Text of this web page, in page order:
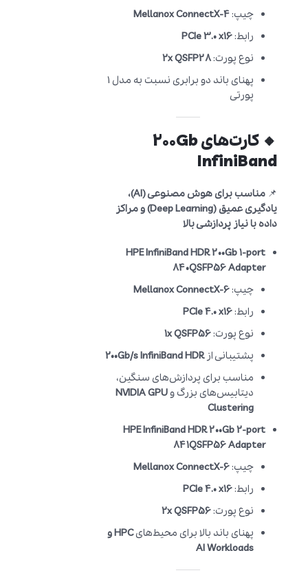
چیپ:Mellanox ConnectX-4
رابط:PCIe 3.0 x16
نوع پورت:2x QSFP28
پهنای باند دو برابری نسبت به مدل 1
پورتی
🔸 کارت‌های 200Gb
InfiniBand
📌
مناسب برای هوش مصنوعی (AI)،
یادگیری عمیق (Deep Learning) و مراکز
داده با نیاز پردازشی بالا
HPE InfiniBand HDR 200Gb 1-port
840QSFP56 Adapter
چیپ:Mellanox ConnectX-6
رابط:PCIe 4.0 x16
نوع پورت:1x QSFP56
پشتیبانی از200Gb/s InfiniBand HDR
مناسب برای پردازش‌های سنگین،
دیتابیس‌های بزرگ و NVIDIA GPU
Clustering
HPE InfiniBand HDR 200Gb 2-port
841QSFP56 Adapter
چیپ:Mellanox ConnectX-6
رابط:PCIe 4.0 x16
نوع پورت:2x QSFP56
پهنای باند بالا برای محیط‌های
HPC و
AI Workloads